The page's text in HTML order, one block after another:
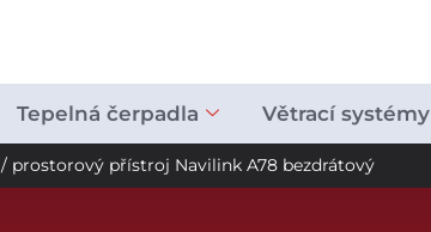
Tepelná čerpadla Větrací systémy
/ prostorový přístroj Navilink A78 bezdrátový